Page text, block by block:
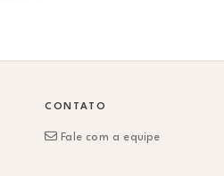
CONTATO
Fale com a equipe